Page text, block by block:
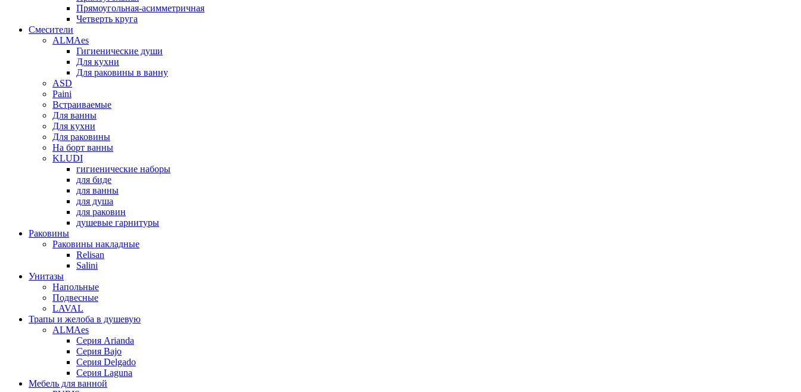
Прямоугольная-асимметричная
Четверть круга
Смесители
ALMAes
Гигиенические души
Для кухни
Для раковины в ванну
ASD
Paini
Встраиваемые
Для ванны
Для кухни
Для раковины
На борт ванны
KLUDI
гигиенические наборы
для биде
для ванны
для душа
для раковин
душевые гарнитуры
Раковины
Раковины накладные
Relisan
Salini
Унитазы
Напольные
Подвесные
LAVAL
Трапы и желоба в душевую
ALMAes
Серия Arianda
Серия Bajo
Серия Delgado
Серия Laguna
Мебель для ванной